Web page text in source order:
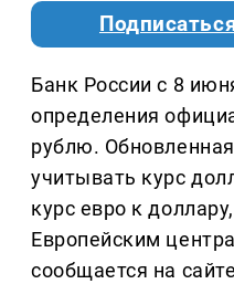
Банк России с 8
определения
рублю.
учитывать курс
курс евро к
Европейским
сообщается на сайте